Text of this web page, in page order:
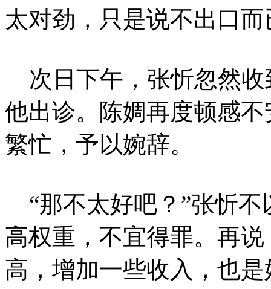
太对劲，只是说不出口而
次日下午，张忻忽然收
他出诊。陈婤再度顿感
繁忙，予以婉辞。
“那不太好吧？”张忻不
高权重，不宜得罪。再
高，增加一些收入，也是